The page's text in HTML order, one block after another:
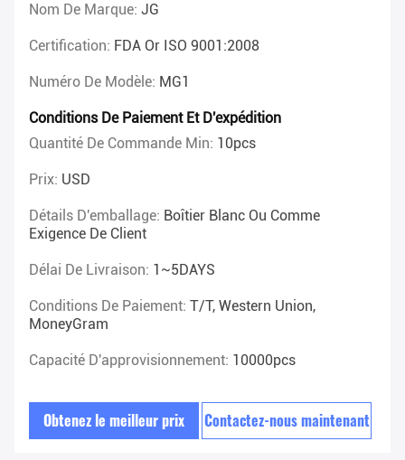
Nom De Marque: JG
Certification: FDA Or ISO 9001:2008
Numéro De Modèle: MG1
Conditions De Paiement Et D'expédition
Quantité De Commande Min: 10pcs
Prix: USD
Détails D'emballage: Boîtier Blanc Ou Comme
Exigence De Client
Délai De Livraison: 1~5DAYS
Conditions De Paiement: T/T, Western Union,
MoneyGram
Capacité D'approvisionnement: 10000pcs
Obtenez le meilleur prix Contactez-nous maintenant